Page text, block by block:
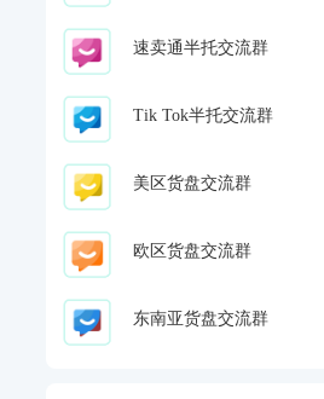
速卖通半托交流群
Tik Tok半托交流群
美区货盘交流群
欧区货盘交流群
东南亚货盘交流群